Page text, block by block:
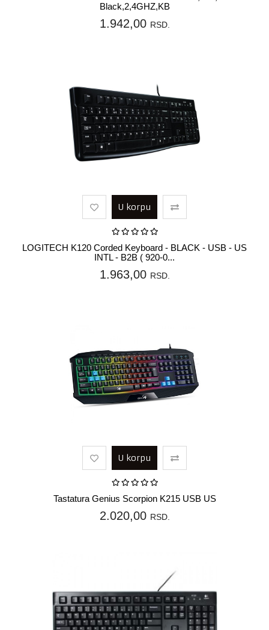
Black,2,4GHZ,KB
1.942,00 RSD.
U korpu
LOGITECH K120 Corded Keyboard - BLACK - USB - US
INTL - B2B ( 920-0...
1.963,00 RSD.
U korpu
Tastatura Genius Scorpion K215 USB US
2.020,00 RSD.